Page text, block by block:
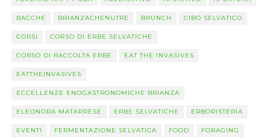
BACCHE BRIANZACHENUTRE BRUNCH CIBO SELVATICO
CORSI CORSO DI ERBE SELVATICHE
CORSO DI RACCOLTA ERBE EAT THE INVASIVES
EATTHEINVASIVES
ECCELLENZE ENOGASTRONOMICHE BRIANZA
ELEONORA MATARRESE ERBE SELVATICHE ERBORISTERIA
EVENTI FERMENTAZIONE SELVATICA FOOD FORAGING